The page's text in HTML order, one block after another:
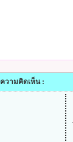
ความคิดเห็น :